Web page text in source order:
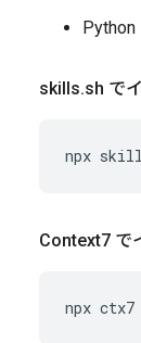
Python
skills.sh で
npx
Context7 で
npx ctx7